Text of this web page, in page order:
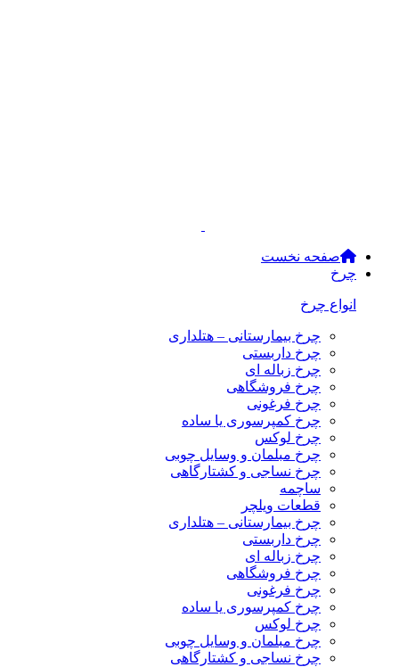
صفحه نخست
چرخ
انواع چرخ
چرخ بیمارستانی – هتلداری
چرخ داربستی
چرخ زباله ای
چرخ فروشگاهی
چرخ فرغونی
چرخ کمپرسوری یا ساده
چرخ لوکس
چرخ مبلمان و وسایل چوبی
چرخ نساجی و کشتارگاهی
ساچمه
قطعات ویلچر
چرخ بیمارستانی – هتلداری
چرخ داربستی
چرخ زباله ای
چرخ فروشگاهی
چرخ فرغونی
چرخ کمپرسوری یا ساده
چرخ لوکس
چرخ مبلمان و وسایل چوبی
چرخ نساجی و کشتارگاهی